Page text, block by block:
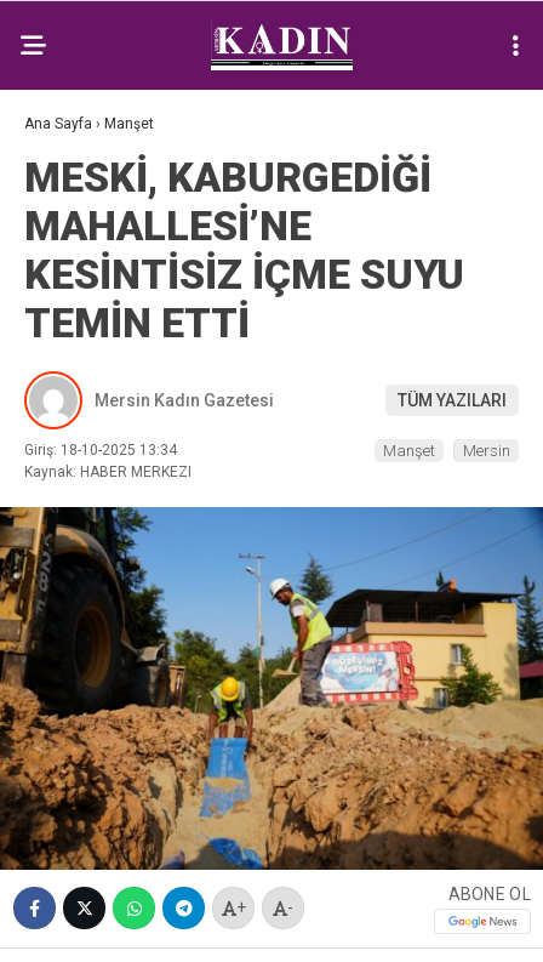
Ana Sayfa › Manşet
MESKİ, KABURGEDİĞİ
MAHALLESİ’NE
KESİNTİSİZ İÇME SUYU
TEMİN ETTİ
Mersin Kadın Gazetesi TÜM YAZILARI
Giriş: 18-10-2025 13:34
Kaynak: HABER MERKEZI
Manşet Mersin
+ -
ABONE OL